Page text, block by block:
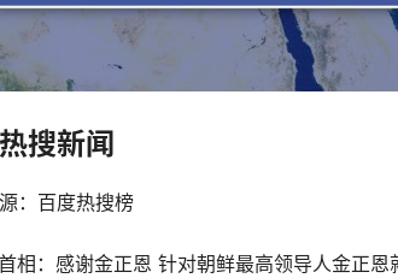
搜新闻
：百度热搜榜
相：感谢金正恩 针对朝鲜最高领导人金正